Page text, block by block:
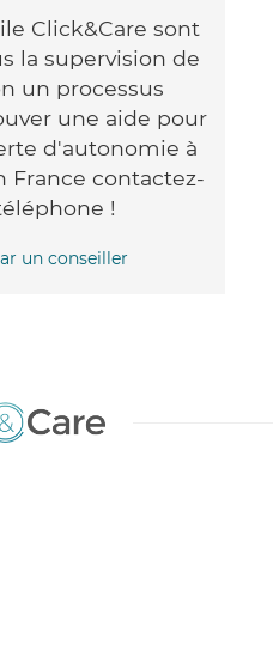
Click&Care sont
la supervision de
un processus
une aide pour
d'autonomie à
France contactez-
!
un conseiller